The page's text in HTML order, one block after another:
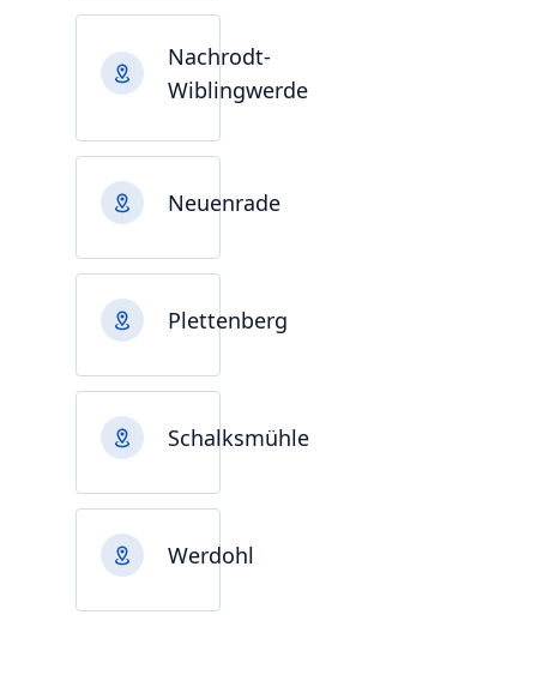
Nachrodt-
Wiblingwerde
Neuenrade
Plettenberg
Schalksmühle
Werdohl